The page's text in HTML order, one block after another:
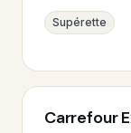
Supérette
Carrefour